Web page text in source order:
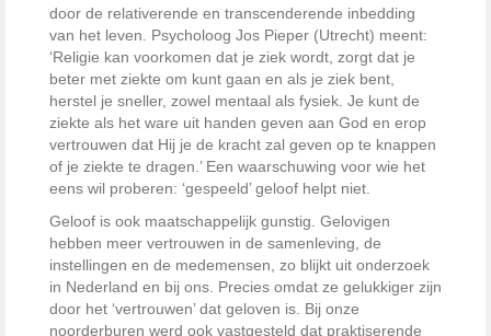
door de relativerende en transcenderende inbedding
van het leven. Psycholoog Jos Pieper (Utrecht) meent:
‘Religie kan voorkomen dat je ziek wordt, zorgt dat je
beter met ziekte om kunt gaan en als je ziek bent,
herstel je sneller, zowel mentaal als fysiek. Je kunt de
ziekte als het ware uit handen geven aan God en erop
vertrouwen dat Hij je de kracht zal geven op te knappen
of je ziekte te dragen.’ Een waarschuwing voor wie het
eens wil proberen: ‘gespeeld’ geloof helpt niet.
Geloof is ook maatschappelijk gunstig. Gelovigen
hebben meer vertrouwen in de samenleving, de
instellingen en de medemensen, zo blijkt uit onderzoek
in Nederland en bij ons. Precies omdat ze gelukkiger zijn
door het ‘vertrouwen’ dat geloven is. Bij onze
noorderburen werd ook vastgesteld dat praktiserende